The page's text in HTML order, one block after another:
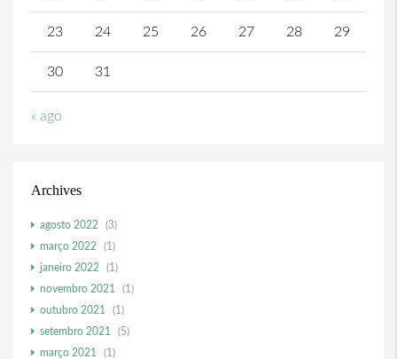
23 24 25 26 27 28 29
30 31
« ago
Archives
agosto 2022
(3)
março 2022
(1)
janeiro 2022
(1)
novembro 2021
(1)
outubro 2021
(1)
setembro 2021
(5)
março 2021
(1)